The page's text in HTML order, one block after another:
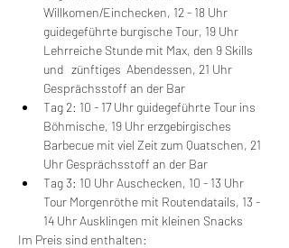
Willkomen/Einchecken, 12 - 18 Uhr
guidegeführte burgische Tour, 19 Uhr
Lehrreiche Stunde mit Max, den 9 Skills
und   zünftiges  Abendessen, 21 Uhr
Gesprächsstoff an der Bar
Tag 2: 10 - 17 Uhr guidegeführte Tour ins
Böhmische, 19 Uhr erzgebirgisches
Barbecue mit viel Zeit zum Quatschen, 21
Uhr Gesprächsstoff an der Bar
Tag 3: 10 Uhr Auschecken, 10 - 13 Uhr
Tour Morgenröthe mit Routendatails, 13 -
14 Uhr Ausklingen mit kleinen Snacks
Im Preis sind enthalten: